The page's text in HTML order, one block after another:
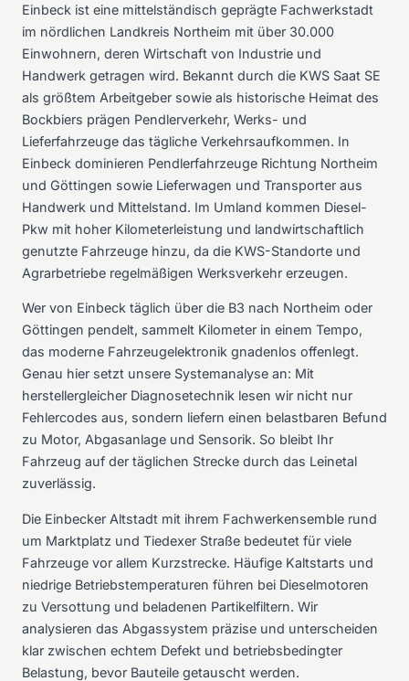
Einbeck ist eine mittelständisch geprägte Fachwerkstadt
im nördlichen Landkreis Northeim mit über 30.000
Einwohnern, deren Wirtschaft von Industrie und
Handwerk getragen wird. Bekannt durch die KWS Saat SE
als größtem Arbeitgeber sowie als historische Heimat des
Bockbiers prägen Pendlerverkehr, Werks- und
Lieferfahrzeuge das tägliche Verkehrsaufkommen. In
Einbeck dominieren Pendlerfahrzeuge Richtung Northeim
und Göttingen sowie Lieferwagen und Transporter aus
Handwerk und Mittelstand. Im Umland kommen Diesel-
Pkw mit hoher Kilometerleistung und landwirtschaftlich
genutzte Fahrzeuge hinzu, da die KWS-Standorte und
Agrarbetriebe regelmäßigen Werksverkehr erzeugen.
Wer von Einbeck täglich über die B3 nach Northeim oder
Göttingen pendelt, sammelt Kilometer in einem Tempo,
das moderne Fahrzeugelektronik gnadenlos offenlegt.
Genau hier setzt unsere Systemanalyse an: Mit
herstellergleicher Diagnosetechnik lesen wir nicht nur
Fehlercodes aus, sondern liefern einen belastbaren Befund
zu Motor, Abgasanlage und Sensorik. So bleibt Ihr
Fahrzeug auf der täglichen Strecke durch das Leinetal
zuverlässig.
Die Einbecker Altstadt mit ihrem Fachwerkensemble rund
um Marktplatz und Tiedexer Straße bedeutet für viele
Fahrzeuge vor allem Kurzstrecke. Häufige Kaltstarts und
niedrige Betriebstemperaturen führen bei Dieselmotoren
zu Versottung und beladenen Partikelfiltern. Wir
analysieren das Abgassystem präzise und unterscheiden
klar zwischen echtem Defekt und betriebsbedingter
Belastung, bevor Bauteile getauscht werden.